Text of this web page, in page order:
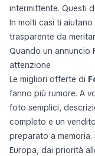
intermittente. Questi
In molti casi ti
trasparente da
Quando un annuncio
attenzione
Le migliori offerte di
fanno più rumore. A
foto semplici,
completo e un
preparato a
Europa, dai priorità